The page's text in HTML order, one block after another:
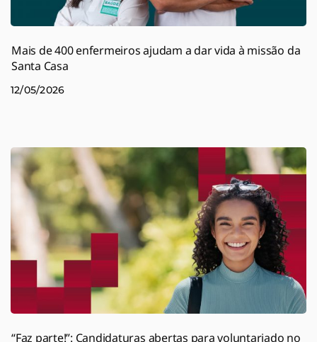
Mais de 400 enfermeiros ajudam a dar vida à missão da
Santa Casa
12/05/2026
“Faz parte!”: Candidaturas abertas para voluntariado no